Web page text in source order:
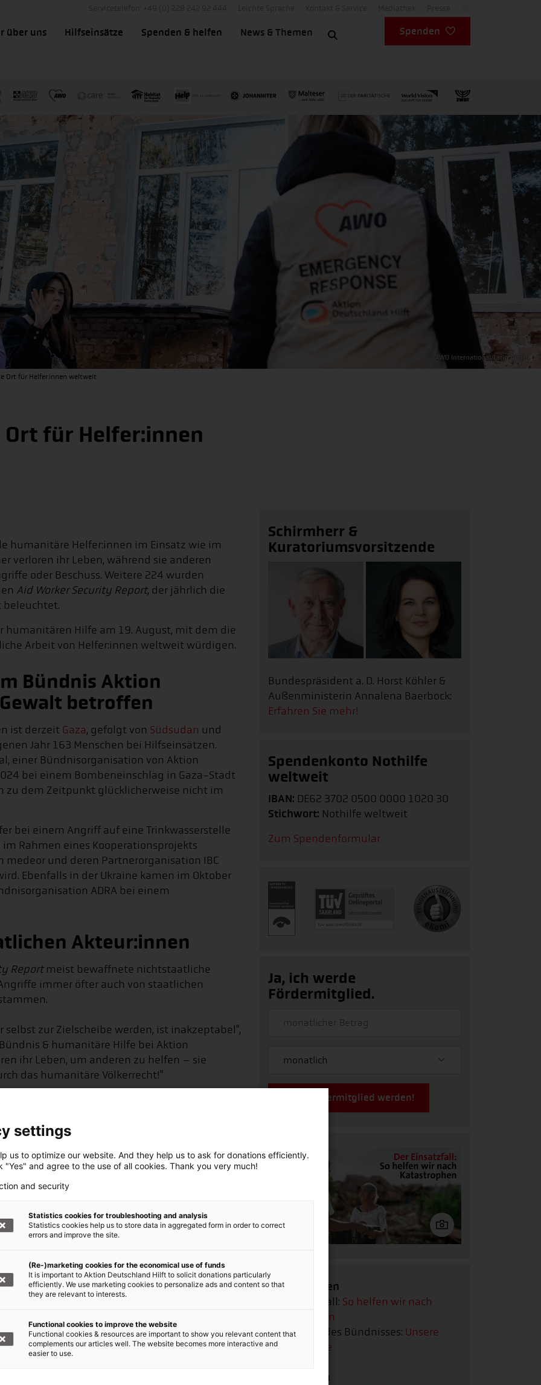
über uns Hilfseinsätze Spenden & helfen News & Themen Spenden
© AWO International/Larin Andrii
Ort für Helfer:innen weltweit
Ort für Helfer:innen
humanitäre Helfer:innen im Einsatz wie im
verloren ihr Leben, während sie anderen
oder Beschuss. Weitere 224 wurden
Aid Worker Security Report, der jährlich die
beleuchtet.
humanitären Hilfe am 19. August, mit dem die
Arbeit von Helfer:innen weltweit würdigen.
Bündnis Aktion
betroffen
ist derzeit Gaza, gefolgt von Südsudan und
Jahr 163 Menschen bei Hilfseinsätzen.
einer Bündnisorganisation von Aktion
bei einem Bombeneinschlag in Gaza-Stadt
zu dem Zeitpunkt glücklicherweise nicht im
bei einem Angriff auf eine Trinkwasserstelle
Rahmen eines Kooperationsprojekts
und deren Partnerorganisation IBC
Ebenfalls in der Ukraine kamen im Oktober
ADRA bei einem
Akteur:innen
Reportmeist bewaffnete nichtstaatliche
immer öfter auch von staatlichen
selbst zur Zielscheibe werden, ist inakzeptabel",
& humanitäre Hilfe bei Aktion
ihr Leben, um anderen zu helfen – sie
das humanitäre Völkerrecht!"
Helfer:innen
Aktion Deutschland Hilft haben hohe
Sie erarbeiten Notfallpläne,
ja stündlich, neu, und ändern bei Bedarf
Spezielle Trainings zeigen Mitarbeiter:innen,
Situationen reagieren können.
erfolgt, werden auch deren
eingebunden. So stattet die
und Walkie-Talkies aus.
von Gewalt
Helfer:innen zu? Dazu Lukas
: "Zunächst einmal ist die Zahl humanitärer
Konfliktparteien Helfer:innen zunehmend
mehr ideologisch aufgeladene Konflikte,
Schirmherr &
Kuratoriumsvorsitzende
Bundespräsident a. D. Horst Köhler &
Außenministerin Annalena Baerbock:
Erfahren Sie mehr!
Spendenkonto Nothilfe
weltweit
IBAN: DE62 3702 0500 0000 1020 30
Stichwort: Nothilfe weltweit
Zum Spendenformular
Ja, ich werde
Fördermitglied.
Jetzt Fördermitglied werden!
Bildergalerien
Der Einsatzfall: So helfen wir nach
Katastrophen
Geschichte des Bündnisses: Unsere
Hilfseinsätze
Infografiken
settings
us to optimize our website. And they help us to ask for donations efficiently.
"Yes" and agree to the use of all cookies. Thank you very much!
and security
Statistics cookies for troubleshooting and analysis
Statistics cookies help us to store data in aggregated form in order to correct
errors and improve the site.
(Re-)marketing cookies for the economical use of funds
It is important to Aktion Deutschland Hilft to solicit donations particularly
efficiently. We use marketing cookies to personalize ads and content so that
they are relevant to interests.
Functional cookies to improve the website
Functional cookies & resources are important to show you relevant content that
complements our articles well. The website becomes more interactive and
easier to use.